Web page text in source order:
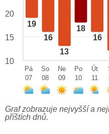
19
16
13
18
16
20
15
10
Pá
07
So
08
Ne
09
Po
10
Út
11
Graf zobrazuje nejvyšší a
příštích dnů.